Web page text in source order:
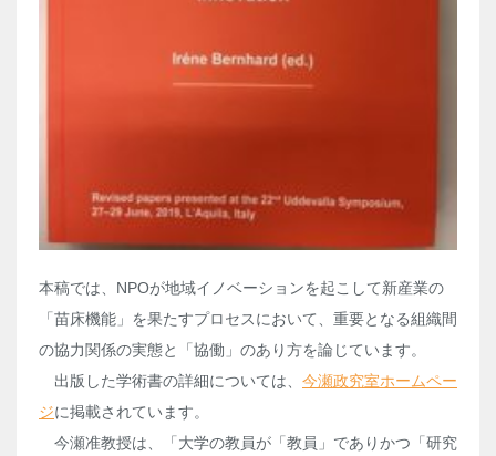
本稿では、NPOが地域イノベーションを起こして新産業の
「苗床機能」を果たすプロセスにおいて、重要となる組織間
の協力関係の実態と「協働」のあり方を論じています。
出版した学術書の詳細については、 今瀬政究室ホームペー
ジに掲載されています。
今瀬准教授は、「大学の教員が「教員」でありかつ「研究